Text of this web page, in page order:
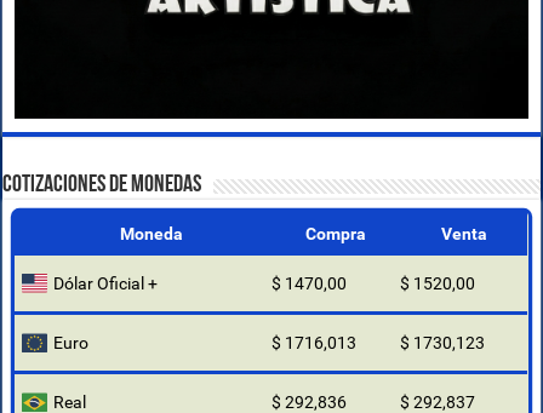
COTIZACIONES DE MONEDAS
Moneda Compra Venta
Dólar Oficial + $ 1470,00 $ 1520,00
Euro $ 1716,013 $ 1730,123
Real $ 292,836 $ 292,837